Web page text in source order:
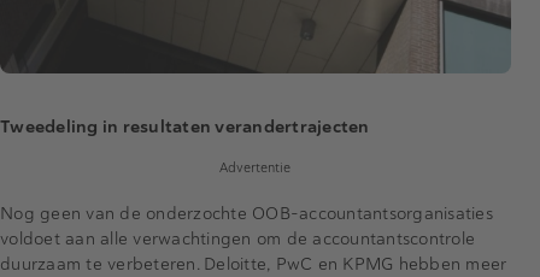
Tweedeling in resultaten verandertrajecten
Advertentie
Nog geen van de onderzochte OOB-accountantsorganisaties
voldoet aan alle verwachtingen om de accountantscontrole
duurzaam te verbeteren. Deloitte, PwC en KPMG hebben meer